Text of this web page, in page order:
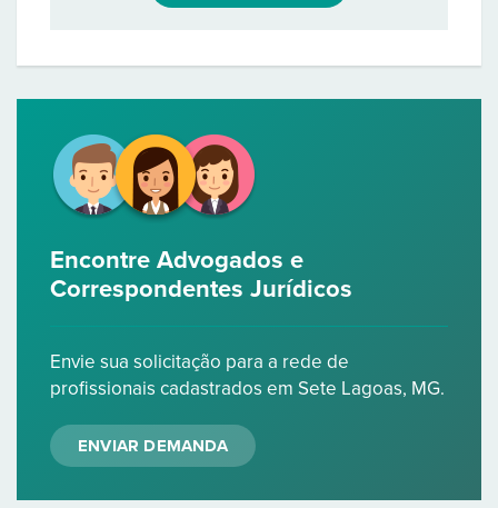
Encontre Advogados e
Correspondentes Jurídicos
Envie sua solicitação para a rede de
profissionais cadastrados em Sete Lagoas, MG.
ENVIAR DEMANDA